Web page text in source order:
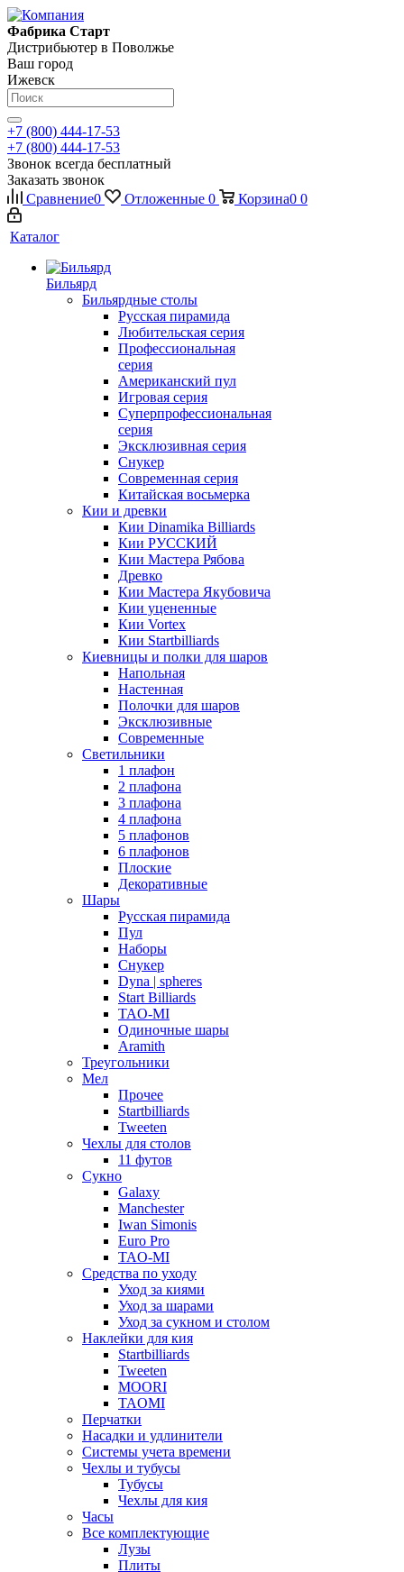
Фабрика Старт
Дистрибьютер в Поволжье
Ваш город
Ижевск
+7 (800) 444-17-53
+7 (800) 444-17-53
Звонок всегда бесплатный
Заказать звонок
Сравнение0 Отложенные 0 Корзина0 0
Каталог
Бильярд
Бильярдные столы
Русская пирамида
Любительская серия
Профессиональная
серия
Американский пул
Игровая серия
Суперпрофессиональная
серия
Эксклюзивная серия
Снукер
Современная серия
Китайская восьмерка
Кии и древки
Кии Dinamika Billiards
Кии РУССКИЙ
Кии Мастера Рябова
Древко
Кии Мастера Якубовича
Кии уцененные
Кии Vortex
Кии Startbilliards
Киевницы и полки для шаров
Напольная
Настенная
Полочки для шаров
Эксклюзивные
Современные
Светильники
1 плафон
2 плафона
3 плафона
4 плафона
5 плафонов
6 плафонов
Плоские
Декоративные
Шары
Русская пирамида
Пул
Наборы
Снукер
Dyna | spheres
Start Billiards
TAO-MI
Одиночные шары
Aramith
Треугольники
Мел
Прочее
Startbilliards
Tweeten
Чехлы для столов
11 футов
Сукно
Galaxy
Manchester
Iwan Simonis
Euro Pro
TAO-MI
Средства по уходу
Уход за киями
Уход за шарами
Уход за сукном и столом
Наклейки для кия
Startbilliards
Tweeten
MOORI
TAOMI
Перчатки
Насадки и удлинители
Системы учета времени
Чехлы и тубусы
Тубусы
Чехлы для кия
Часы
Все комплектующие
Лузы
Плиты